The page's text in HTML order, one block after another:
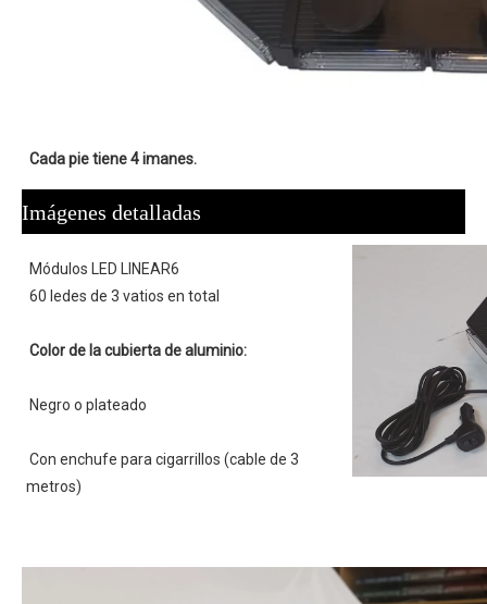
Cada pie tiene 4 imanes.
Imágenes detalladas
Módulos LED LINEAR6
60 ledes de 3 vatios en total
Color de la cubierta de aluminio:
Negro o plateado
metros)